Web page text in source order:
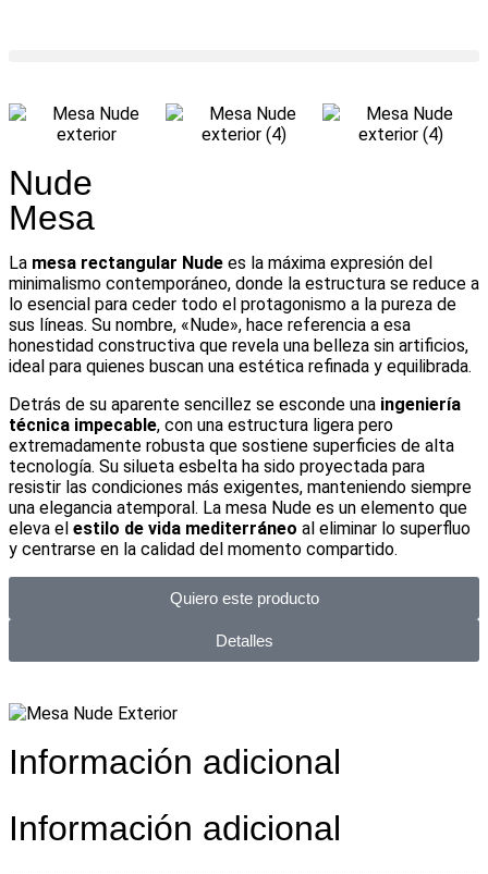
Nude
Mesa
La mesa rectangular Nude es la máxima expresión del
minimalismo contemporáneo, donde la estructura se reduce a
lo esencial para ceder todo el protagonismo a la pureza de
sus líneas. Su nombre, «Nude», hace referencia a esa
honestidad constructiva que revela una belleza sin artificios,
ideal para quienes buscan una estética refinada y equilibrada.
Detrás de su aparente sencillez se esconde una ingeniería
técnica impecable, con una estructura ligera pero
extremadamente robusta que sostiene superficies de alta
tecnología. Su silueta esbelta ha sido proyectada para
resistir las condiciones más exigentes, manteniendo siempre
una elegancia atemporal. La mesa Nude es un elemento que
eleva el estilo de vida mediterráneo al eliminar lo superfluo
y centrarse en la calidad del momento compartido.
Quiero este producto
Detalles
Información adicional
Información adicional